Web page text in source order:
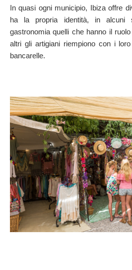
Arriva sempre a destinazione
In quasi ogni municipio, Ibiza offre
ha la propria identità, in
gastronomia quelli che hanno il
altri gli artigiani riempiono con i
bancarelle.